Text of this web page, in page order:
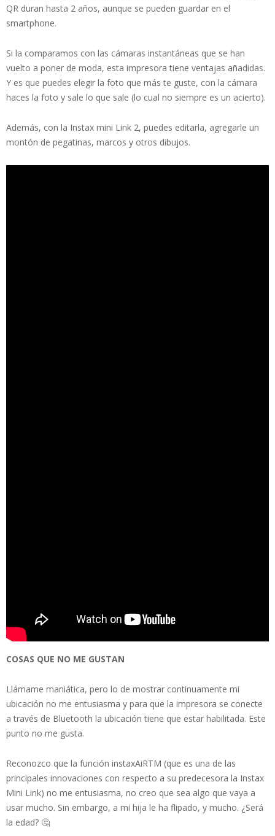
QR duran hasta 2 años, aunque se pueden guardar en el
smartphone.
Si la comparamos con las cámaras instantáneas que se han
vuelto a poner de moda, esta impresora tiene ventajas añadidas.
Y es que puedes elegir la foto que más te guste, con la cámara
haces la foto y sale lo que sale (lo cual no siempre es un acierto).
Además, con la Instax mini Link 2, puedes editarla, agregarle un
montón de pegatinas, marcos y otros dibujos.
COSAS QUE NO ME GUSTAN
Llámame maniática, pero lo de mostrar continuamente mi
ubicación no me entusiasma y para que la impresora se conecte
a través de Bluetooth la ubicación tiene que estar habilitada. Este
punto no me gusta.
Reconozco que la función instaxAiRTM (que es una de las
principales innovaciones con respecto a su predecesora la Instax
Mini Link) no me entusiasma, no creo que sea algo que vaya a
usar mucho. Sin embargo, a mi hija le ha flipado, y mucho. ¿Será
la edad? 🤔